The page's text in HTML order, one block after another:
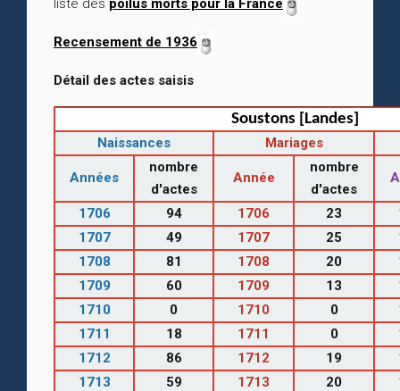
liste des poilus morts pour la France
Recensement de 1936
Détail des actes saisis
Soustons [Landes]
Naissances Mariages
Années
nombre
d'actes
Année
nombre
d'actes
1706 94 1706 23
1707
49 1707 25
1708
81 1708 20
1709
60 1709 13
1710
0 1710 0
1711
18 1711 0
1712
86 1712 19
1713
59 1713 20